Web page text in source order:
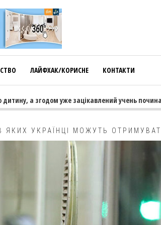
ЛАЙФХАК/КОРИСНЕ КОНТАКТИ
а згодом уже зацікавлений учень починає
ЯКИХ УКРАЇНЦІ МОЖУТЬ